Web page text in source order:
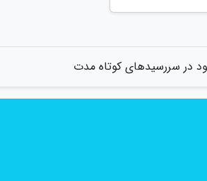
سررسیدهای کوتاه مدت